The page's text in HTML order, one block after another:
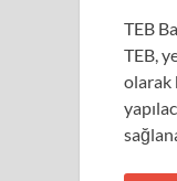
TEB
TEB,
olarak